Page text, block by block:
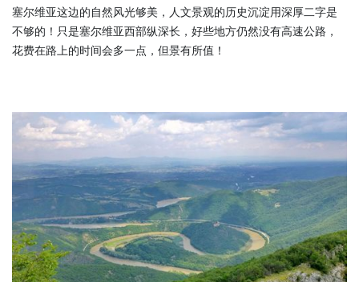
塞尔维亚这边的自然风光够美，人文景观的历史沉淀用深厚二字是
不够的！只是塞尔维亚西部纵深长，好些地方仍然没有高速公路，
花费在路上的时间会多一点，但景有所值！